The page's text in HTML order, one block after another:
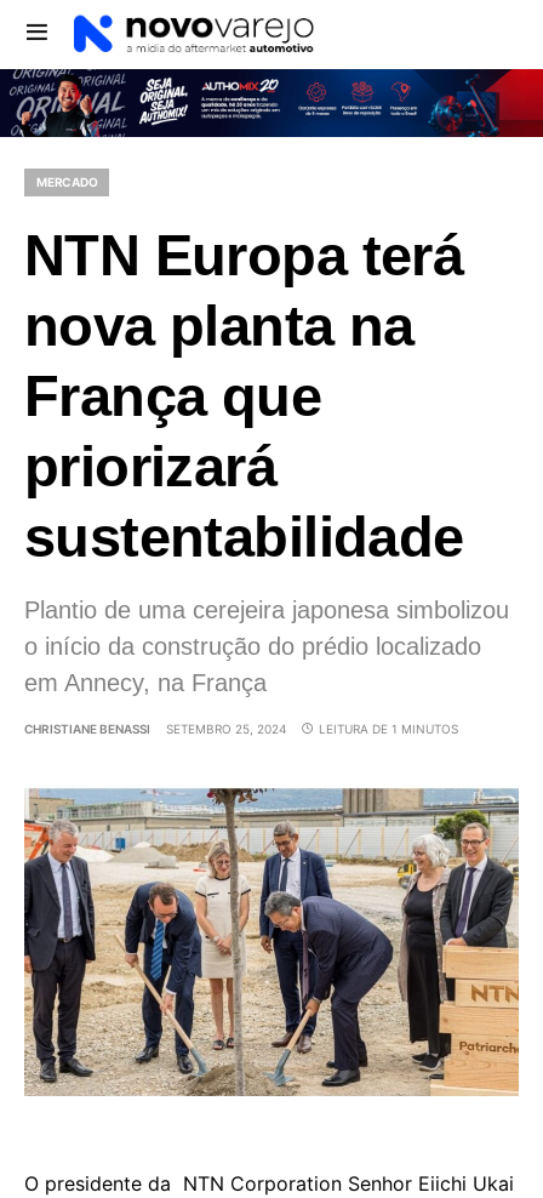
MERCADO
NTN Europa terá
nova planta na
França que
priorizará
sustentabilidade
Plantio de uma cerejeira japonesa simbolizou
o início da construção do prédio localizado
em Annecy, na França
CHRISTIANE BENASSI SETEMBRO 25, 2024 LEITURA DE 1 MINUTOS
O presidente da NTN Corporation Senhor Eiichi Ukai